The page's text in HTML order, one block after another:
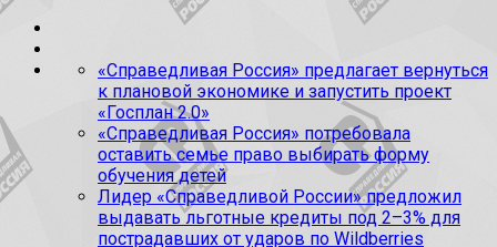
«Справедливая Россия» предлагает вернуться
к плановой экономике и запустить проект
«Госплан 2.0»
«Справедливая Россия» потребовала
оставить семье право выбирать форму
обучения детей
Лидер «Справедливой России» предложил
выдавать льготные кредиты под 2–3% для
пострадавших от ударов по Wildberries